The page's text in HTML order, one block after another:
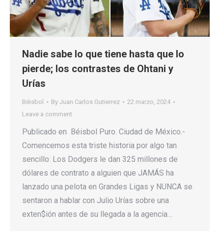
Nadie sabe lo que tiene hasta que lo
pierde; los contrastes de Ohtani y
Urías
Béisbol By Juan Carlos Gutierrez
22 marzo, 2024
Leave a comment
Publicado en Béisbol Puro. Ciudad de México.-
Comencemos esta triste historia por algo tan
sencillo: Los Dodgers le dan 325 millones de
dólares de contrato a alguien que JAMÁS ha
lanzado una pelota en Grandes Ligas y NUNCA se
sentaron a hablar con Julio Urías sobre una
exten$ión antes de su llegada a la agencia…